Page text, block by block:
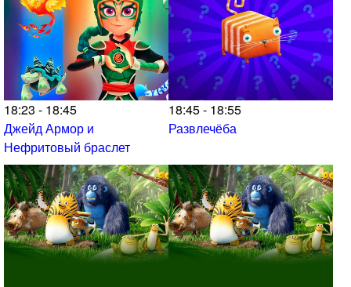
18:23 - 18:45
Джейд Армор и
Нефритовый браслет
18:45 - 18:55
Развлечёба